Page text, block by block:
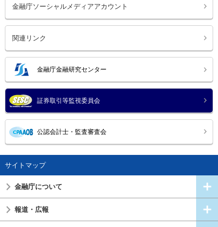
金融庁ソーシャルメディアアカウント
関連リンク
金融庁金融研究センター
証券取引等監視委員会
公認会計士・監査審査会
サイトマップ
金融庁について
報道・広報